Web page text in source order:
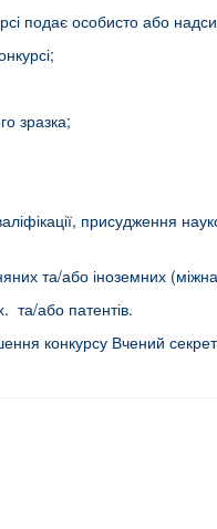
подає особисто або
зразка;
присудження
та/або іноземних
та/або патентів.
конкурсу Вчений